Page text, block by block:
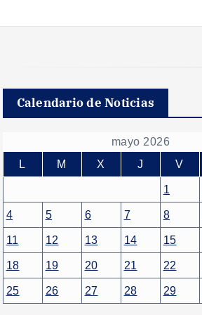
Calendario de Noticias
mayo 2026
L
M X J V
1
4 5 6 7 8
11 12 13 14 15
18 19 20 21 22
25 26 27 28 29